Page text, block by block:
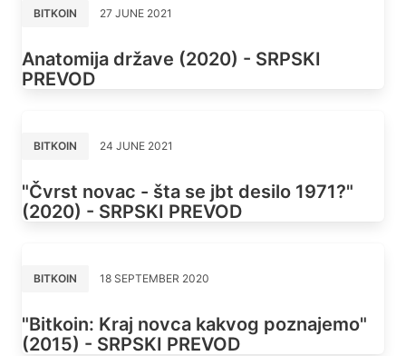
BITKOIN 27 JUNE 2021
Anatomija države (2020) - SRPSKI
PREVOD
BITKOIN 24 JUNE 2021
"Čvrst novac - šta se jbt desilo 1971?"
(2020) - SRPSKI PREVOD
BITKOIN 18 SEPTEMBER 2020
"Bitkoin: Kraj novca kakvog poznajemo"
(2015) - SRPSKI PREVOD